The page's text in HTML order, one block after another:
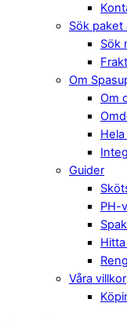
Sök paket
Sök
Om
Om
Guider
PH-
Våra villkor